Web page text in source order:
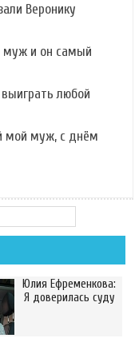
Веронику
муж и он самый
любой
мой муж, с днём
Юлия Ефременкова:
Я доверилась суду